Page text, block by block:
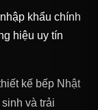
nhập khẩu chính
hiệu uy tín
kế bếp Nhật
và trải